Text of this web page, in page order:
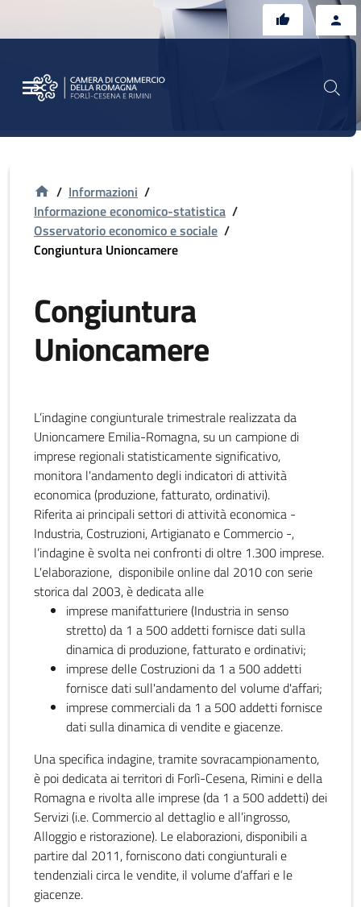
/ Informazioni /
Informazione economico-statistica /
Osservatorio economico e sociale /
Congiuntura Unioncamere
Congiuntura
Unioncamere
L’indagine congiunturale trimestrale realizzata da
Unioncamere Emilia-Romagna, su un campione di
imprese regionali statisticamente significativo,
monitora l'andamento degli indicatori di attività
economica (produzione, fatturato, ordinativi).
Riferita ai principali settori di attività economica -
Industria, Costruzioni, Artigianato e Commercio -,
l’indagine è svolta nei confronti di oltre 1.300 imprese.
L'elaborazione, disponibile online dal 2010 con serie
storica dal 2003, è dedicata alle
imprese manifatturiere (Industria in senso
stretto) da 1 a 500 addetti fornisce dati sulla
dinamica di produzione, fatturato e ordinativi;
imprese delle Costruzioni da 1 a 500 addetti
fornisce dati sull'andamento del volume d'affari;
imprese commerciali da 1 a 500 addetti fornisce
dati sulla dinamica di vendite e giacenze.
Una specifica indagine, tramite sovracampionamento,
è poi dedicata ai territori di Forlì-Cesena, Rimini e della
Romagna e rivolta alle imprese (da 1 a 500 addetti) dei
Servizi (i.e. Commercio al dettaglio e all’ingrosso,
Alloggio e ristorazione). Le elaborazioni, disponibili a
partire dal 2011, forniscono dati congiunturali e
tendenziali circa le vendite, il volume d’affari e le
giacenze.